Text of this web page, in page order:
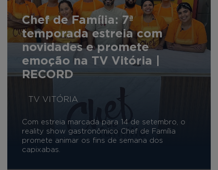
Chef de Família: 7ª
temporada estreia com
novidades e promete
emoção na TV Vitória |
RECORD
TV VITÓRIA
Com estreia marcada para 14 de setembro, o
reality show gastronômico Chef de Família
promete animar os fins de semana dos
capixabas.